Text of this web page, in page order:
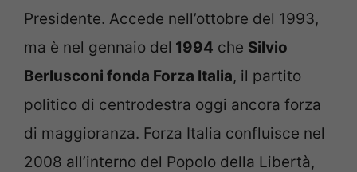
Presidente. Accede nell’ottobre del 1993,
ma è nel gennaio del 1994 che Silvio
Berlusconi fonda Forza Italia, il partito
politico di centrodestra oggi ancora forza
di maggioranza. Forza Italia confluisce nel
2008 all’interno del Popolo della Libertà,